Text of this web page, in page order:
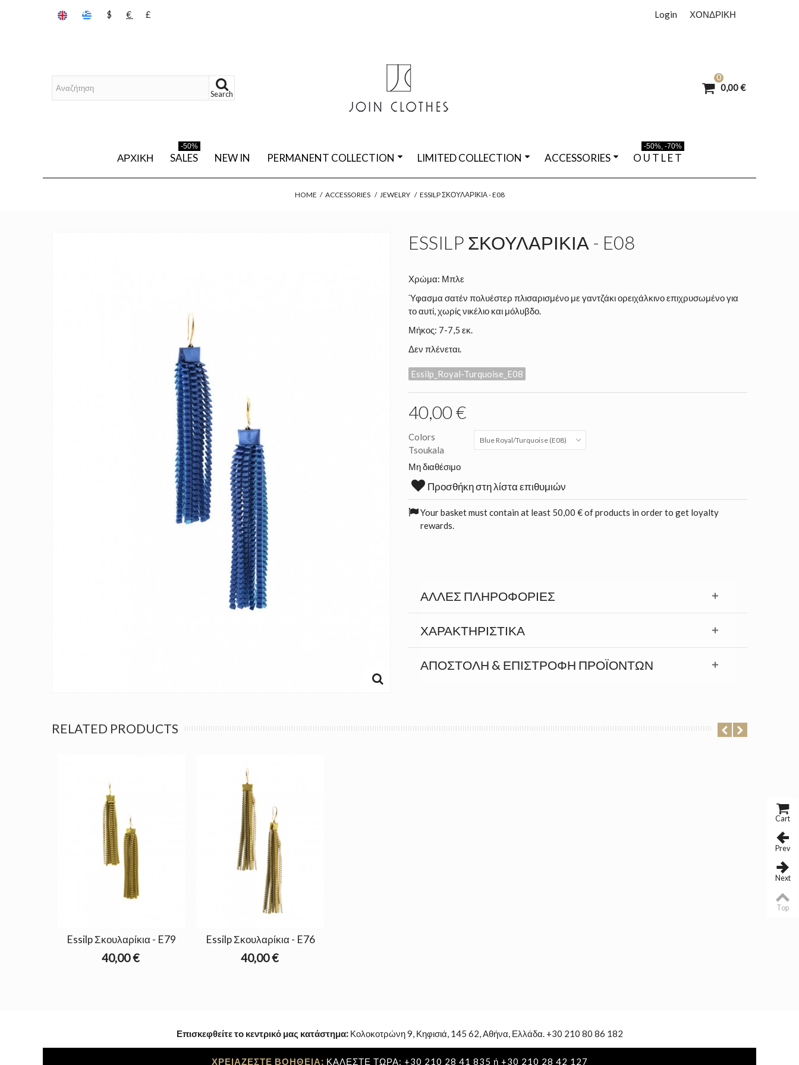
ΧΟΝΔΡΙΚΗ
Login
$ € £
Search
0
0,00 €
ΑΡΧΙΚΉ SALES
-50%
NEW IN PERMANENT COLLECTION LIMITED COLLECTION ACCESSORIES O U T L E T
-50%, -70%
HOME / ACCESSORIES / JEWELRY / ESSILP ΣΚΟΥΛΑΡΊΚΙΑ - E08
ESSILP ΣΚΟΥΛΑΡΊΚΙΑ - E08
Χρώμα: Μπλε
Ύφασμα σατέν πολυέστερ πλισαρισμένο με γαντζάκι ορειχάλκινο επιχρυσωμένο για
το αυτί, χωρίς νικέλιο και μόλυβδο.
Μήκος: 7-7,5 εκ.
Δεν πλένεται.
Essilp_Royal-Turquoise_E08
40,00 €
Colors
Tsoukala
Blue Royal/Turquoise (E08)
Μη διαθέσιμο
Προσθήκη στη λίστα επιθυμιών
Your basket must contain at least 50,00 € of products in order to get loyalty
rewards.
ΆΛΛΕΣ ΠΛΗΡΟΦΟΡΊΕΣ
ΧΑΡΑΚΤΗΡΙΣΤΙΚΆ
ΑΠΟΣΤΟΛΉ & ΕΠΙΣΤΡΟΦΉ ΠΡΟΪΟΝΤΩΝ
RELATED PRODUCTS
Essilp Σκουλαρίκια - E79
40,00 €
Essilp Σκουλαρίκια - E76
40,00 €
Επισκεφθείτε το κεντρικό μας κατάστημα:Κολοκοτρώνη 9, Κηφισιά, 145 62, Αθήνα, Ελλάδα. +30 210 80 86 182
ΧΡΕΙΑΖΕΣΤΕ ΒΟΗΘΕΙΑ; ΚΑΛΕΣΤΕ ΤΩΡΑ: +30 210 28 41 835 ή +30 210 28 42 127
Cart
Prev
Next
Top